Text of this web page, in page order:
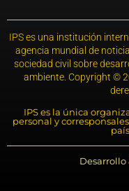
IPS es una institución
agencia mundial de
sociedad civil sobre
ambiente. Copyright ©
IPS es la única
personal y